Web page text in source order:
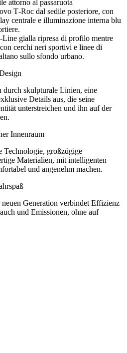
durch skulpturale Linien, eine
Details aus, die seine
unterstreichen und ihn auf der
Innenraum
Technologie, großzügige
Materialien, mit intelligenten
und angenehm machen.
Generation verbindet Effizienz
und Emissionen, ohne auf